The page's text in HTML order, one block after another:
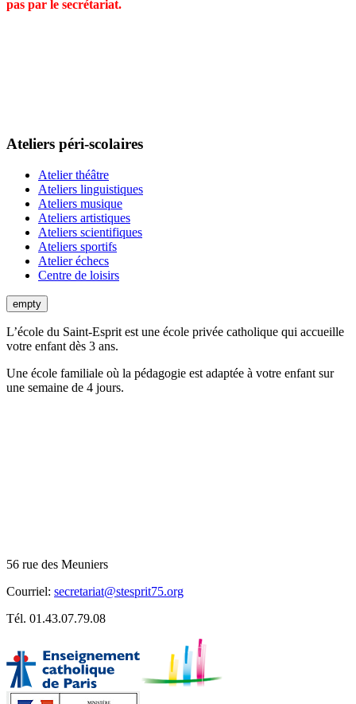
pas par le secrétariat.
Ateliers péri-scolaires
Atelier théâtre
Ateliers linguistiques
Ateliers musique
Ateliers artistiques
Ateliers scientifiques
Ateliers sportifs
Atelier échecs
Centre de loisirs
empty
L’école du Saint-Esprit est une école privée catholique qui accueille
votre enfant dès 3 ans.
Une école familiale où la pédagogie est adaptée à votre enfant sur
une semaine de 4 jours.
56 rue des Meuniers
Courriel: secretariat@stesprit75.org
Tél. 01.43.07.79.08